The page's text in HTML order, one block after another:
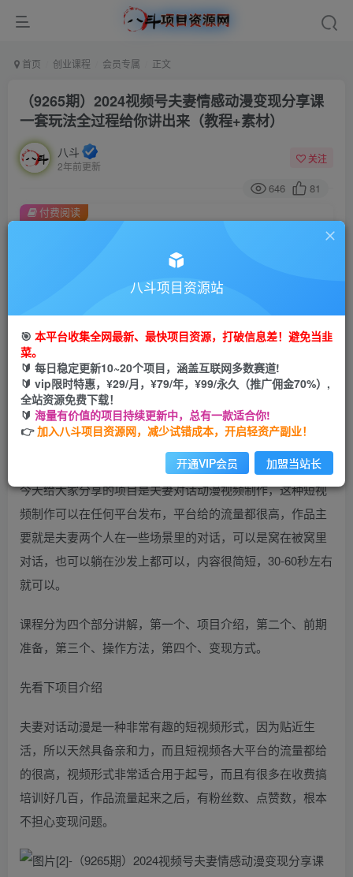
首页 创业课程 会员专属 正文
（9265期）2024视频号夫妻情感动漫变现分享课
一套玩法全过程给你讲出来（教程+素材）
八斗
2年前更新
关注
646 81
此内容为付费阅读，请付费后查看
会员专属资源
您暂无购买权限，请先开通会员
开通会员
付费阅读
今天给大家分享的项目是夫妻对话动漫视频制作，这种短视
频制作可以在任何平台发布，平台给的流量都很高，作品主
要就是夫妻两个人在一些场景里的对话，可以是窝在被窝里
对话，也可以躺在沙发上都可以，内容很简短，30-60秒左右
就可以。
课程分为四个部分讲解，第一个、项目介绍，第二个、前期
准备，第三个、操作方法，第四个、变现方式。
先看下项目介绍
夫妻对话动漫是一种非常有趣的短视频形式，因为贴近生
活，所以天然具备亲和力，而且短视频各大平台的流量都给
的很高，视频形式非常适合用于起号，而且有很多在收费搞
培训好几百，作品流量起来之后，有粉丝数、点赞数，根本
不担心变现问题。
八斗项目资源站
🎯 本平台收集全网最新、最快项目资源，打破信息差！避免当韭
菜。
🔰 每日稳定更新10~20个项目，涵盖互联网多数赛道!
🔰 vip限时特惠，¥29/月，¥79/年，¥99/永久（推广佣金70%）,
全站资源免费下载！
🔰 海量有价值的项目持续更新中，总有一款适合你!
👉加入八斗项目资源网，减少试错成本，开启轻资产副业！
开通VIP会员 加盟当站长